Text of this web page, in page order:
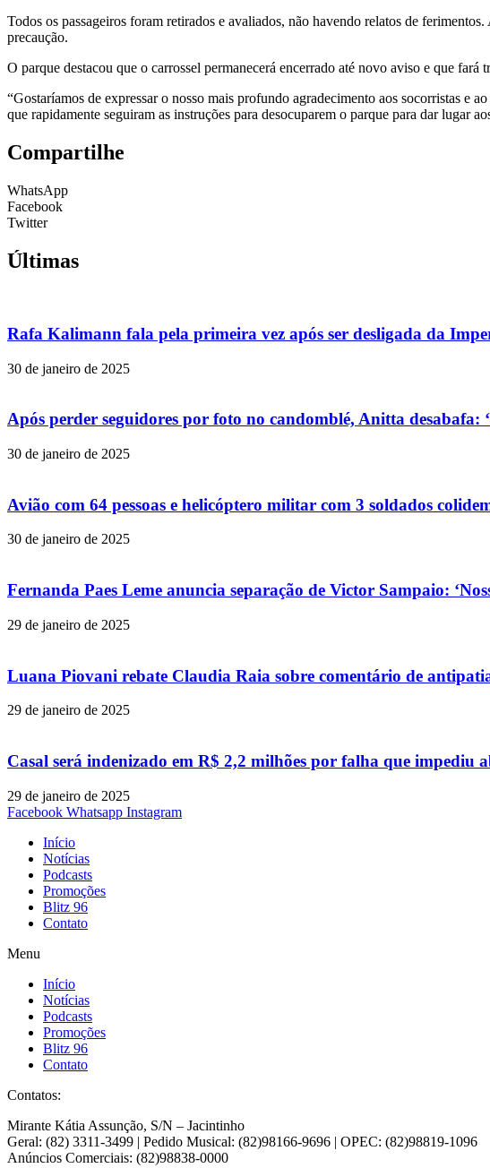
Todos os passageiros foram retirados e avaliados, não havendo relatos de
precaução.
O parque destacou que o carrossel permanecerá encerrado até novo aviso e que
“Gostaríamos de expressar o nosso mais profundo agradecimento aos socorristas e
que rapidamente seguiram as instruções para desocuparem o parque para dar lugar
Compartilhe
WhatsApp
Facebook
Twitter
Últimas
Rafa Kalimann fala pela primeira vez após ser desligada da
30 de janeiro de 2025
Após perder seguidores por foto no candomblé, Anitta desabafa:
30 de janeiro de 2025
Avião com 64 pessoas e helicóptero militar com 3 soldados
30 de janeiro de 2025
Fernanda Paes Leme anuncia separação de Victor Sampaio:
29 de janeiro de 2025
Luana Piovani rebate Claudia Raia sobre comentário de
29 de janeiro de 2025
Casal será indenizado em R$ 2,2 milhões por falha que impediu
29 de janeiro de 2025
Facebook Whatsapp Instagram
Início
Notícias
Podcasts
Promoções
Blitz 96
Contato
Menu
Início
Notícias
Podcasts
Promoções
Blitz 96
Contato
Contatos:
Mirante Kátia Assunção, S/N – Jacintinho
Geral: (82) 3311-3499 | Pedido Musical: (82)98166-9696 | OPEC: (82)98819-1096
Anúncios Comerciais: (82)98838-0000